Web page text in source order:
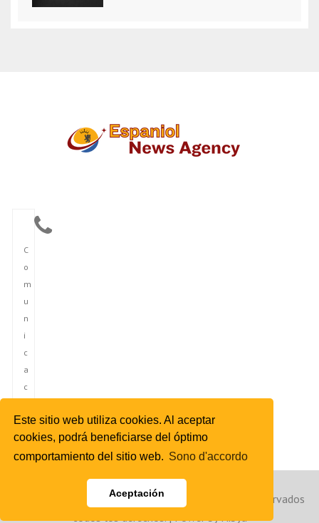
Este sitio web utiliza cookies. Al aceptar
cookies, podrá beneficiarse del óptimo
comportamiento del sitio web. Sono d'accordo
Aceptación
C
o
m
u
n
i
c
a
c
ó
n
Copyright © 2023 Agencia de Noticias de España. Reservados